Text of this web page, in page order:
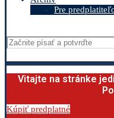
Pre
Vitajte na stránke
Kúpiť predplatné